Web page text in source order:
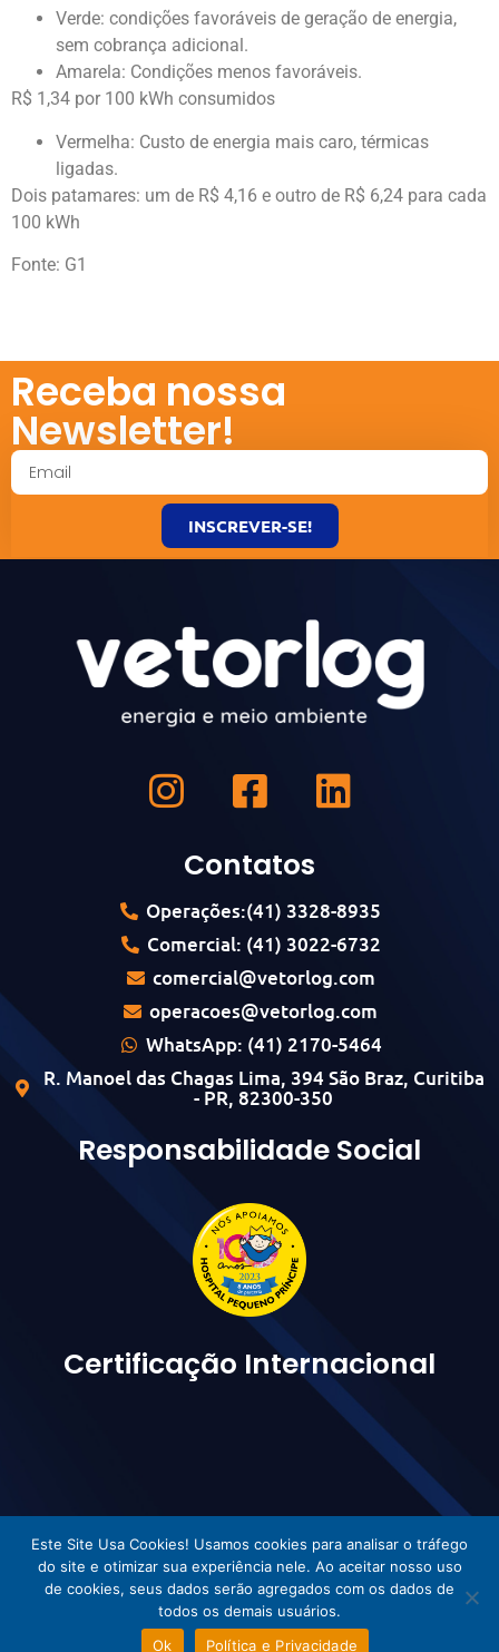
Verde: condições favoráveis de geração de energia,
sem cobrança adicional.
Amarela: Condições menos favoráveis.
R$ 1,34 por 100 kWh consumidos
Vermelha: Custo de energia mais caro, térmicas
ligadas.
Dois patamares: um de R$ 4,16 e outro de R$ 6,24 para cada
100 kWh
Fonte: G1
Receba nossa
Newsletter!
INSCREVER-SE!
Contatos
Operações:(41) 3328-8935
Comercial: (41) 3022-6732
comercial@vetorlog.com
operacoes@vetorlog.com
WhatsApp: (41) 2170-5464
R. Manoel das Chagas Lima, 394 São Braz, Curitiba
- PR, 82300-350
Responsabilidade Social
Certificação Internacional
Vetorlog © Todos os direitos reservados - Desenvolvido por Incom
Este Site Usa Cookies! Usamos cookies para analisar o tráfego
do site e otimizar sua experiência nele. Ao aceitar nosso uso
de cookies, seus dados serão agregados com os dados de
todos os demais usuários.
Ok
Política e Privacidade